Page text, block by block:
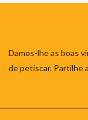
Damos-lhe as boas
de petiscar. Partilhe